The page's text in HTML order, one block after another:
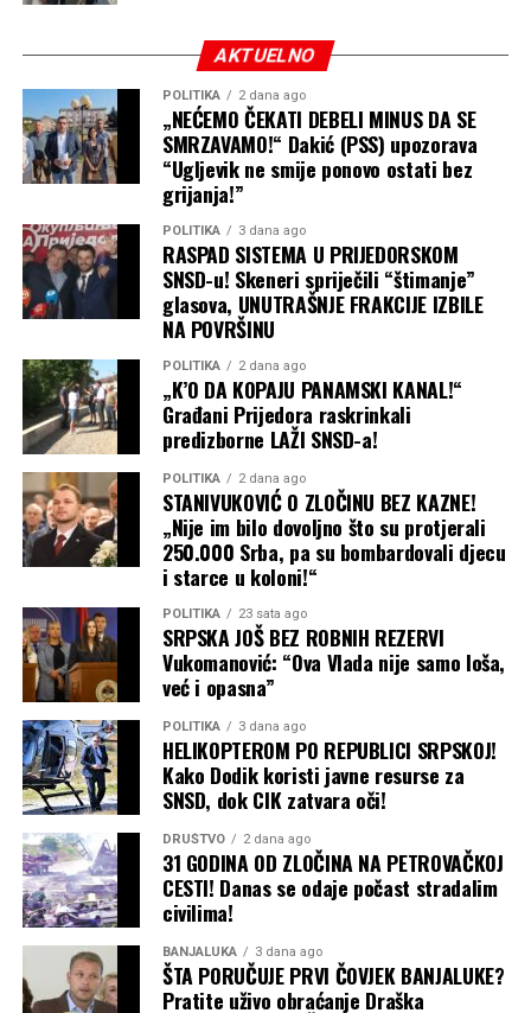
AKTUELNO
POLITIKA 2 dana ago
„NEĆEMO ČEKATI DEBELI MINUS DA SE
SMRZAVAMO!“ Dakić (PSS) upozorava
“Ugljevik ne smije ponovo ostati bez
grijanja!”
POLITIKA 3 dana ago
RASPAD SISTEMA U PRIJEDORSKOM
SNSD-u! Skeneri spriječili “štimanje”
glasova, UNUTRAŠNJE FRAKCIJE IZBILE
NA POVRŠINU
POLITIKA 2 dana ago
„K’O DA KOPAJU PANAMSKI KANAL!“
Građani Prijedora raskrinkali
predizborne LAŽI SNSD-a!
POLITIKA 2 dana ago
STANIVUKOVIĆ O ZLOČINU BEZ KAZNE!
„Nije im bilo dovoljno što su protjerali
250.000 Srba, pa su bombardovali djecu
i starce u koloni!“
POLITIKA 23 sata ago
SRPSKA JOŠ BEZ ROBNIH REZERVI
Vukomanović: “Ova Vlada nije samo loša,
već i opasna”
POLITIKA 3 dana ago
HELIKOPTEROM PO REPUBLICI SRPSKOJ!
Kako Dodik koristi javne resurse za
SNSD, dok CIK zatvara oči!
DRUŠTVO 2 dana ago
31 GODINA OD ZLOČINA NA PETROVAČKOJ
CESTI! Danas se odaje počast stradalim
civilima!
BANJALUKA 3 dana ago
ŠTA PORUČUJE PRVI ČOVJEK BANJALUKE?
Pratite uživo obraćanje Draška